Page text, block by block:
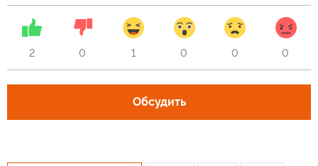
2 0 1 0 0 0
Обсудить